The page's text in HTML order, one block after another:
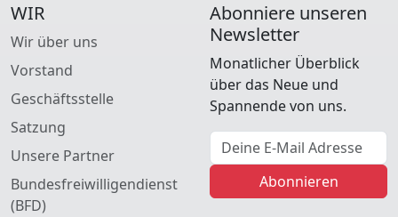
WIR
Wir über uns
Vorstand
Geschäftsstelle
Satzung
Unsere Partner
Bundesfreiwilligendienst
(BFD)
Abonniere unseren
Newsletter
Monatlicher Überblick
über das Neue und
Spannende von uns.
E-Mail Adresse
Abonnieren